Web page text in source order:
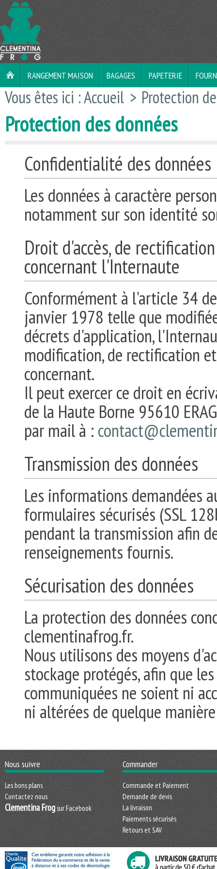
RANGEMENT MAISON BAGAGES PAPETERIE
Vous êtes ici :Accueil > Protection
Protection des données
Confidentialité des données
Les données à caractère
notamment sur son identité
Droit d'accès, de
concernant l'Internaute
Conformément à l'article 34
janvier 1978 telle que
décrets d'application,
modification, de rectification
concernant.
Il peut exercer ce droit en
de la Haute Borne 95610
par mail à :
Transmission des données
Les informations demandées
formulaires sécurisés (SSL
pendant la transmission afin
renseignements fournis.
Sécurisation des données
La protection des données
clementinafrog.fr.
Nous utilisons des moyens
stockage protégés, afin que
communiquées ne soient ni
ni altérées de quelque
Nous suivre
Les bons plans
Contactez nous
Clementina Frogsur Facebook
Commander
Commande et Paiement
Demande de devis
La livraison
Paiements sécurisés
Retours et SAV